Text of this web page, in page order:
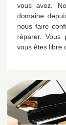
vous avez.
domaine
nous faire
réparer. Vous
vous êtes libre